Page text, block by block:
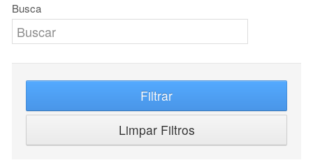
Busca
Filtrar
Limpar Filtros